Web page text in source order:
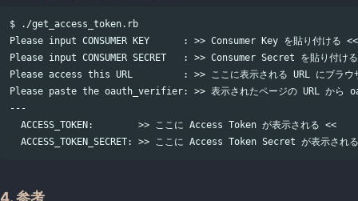
$ ./get_access_token.rb
Please input CONSUMER KEY      : >> Consumer Key を貼り付ける <<
Please input CONSUMER SECRET   : >> Consumer Secret を貼り付け
Please access this URL         : >> ここに表示される URL にブラウザ
Please paste the oauth_verifier: >> 表示されたページの URL から
---
  ACCESS_TOKEN:        >> ここに Access Token が表示される <<
4. 参考